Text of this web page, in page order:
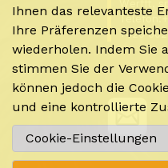
Ihnen das relevanteste
Ihre Präferenzen
wiederholen. Indem Sie
stimmen Sie der
können jedoch die
und eine kontrollierte
Cookie-Einstellungen
+420